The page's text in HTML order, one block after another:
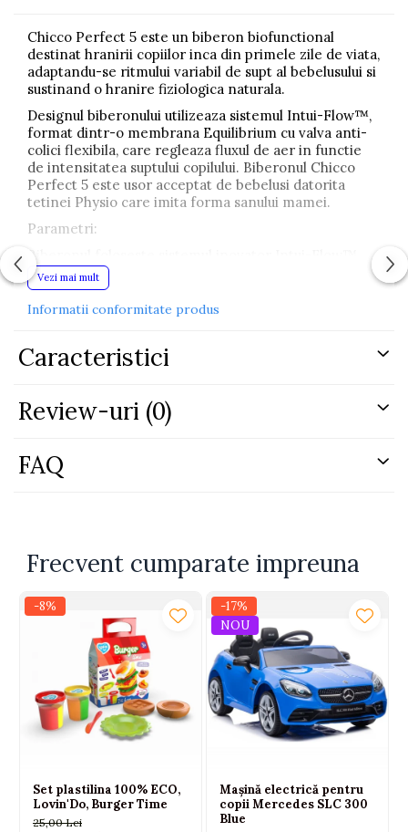
Chicco Perfect 5 este un biberon biofunctional
destinat hranirii copiilor inca din primele zile de viata,
adaptandu-se ritmului variabil de supt al bebelusului si
sustinand o hranire fiziologica naturala.
Designul biberonului utilizeaza sistemul Intui-Flow™,
format dintr-o membrana Equilibrium cu valva anti-
colici flexibila, care regleaza fluxul de aer in functie
de intensitatea suptului copilului. Biberonul Chicco
Perfect 5 este usor acceptat de bebelusi datorita
tetinei Physio care imita forma sanului mamei.
Parametri:
Biberonul foloseste sistemul inovator Intui-Flow™,
care include:
Tetina Physio cu debit lent
Membrana EQUILIBRIUM care previne inghitirea
Tetina imita forma sanului matern
Capacitate: 150 ml
Vezi mai mult
Informatii conformitate produs
Caracteristici
Review-uri (0)
FAQ
Frecvent cumparate impreuna
-8%
Set plastilina 100% ECO,
Lovin'Do, Burger Time
25,00 Lei
-17%
NOU
Mașină electrică pentru
copii Mercedes SLC 300
Blue